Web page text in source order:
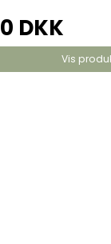
DKK
Vis